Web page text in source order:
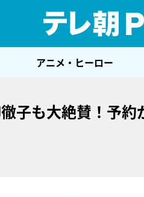
アニメ・ヒーロー
子も大絶賛！予